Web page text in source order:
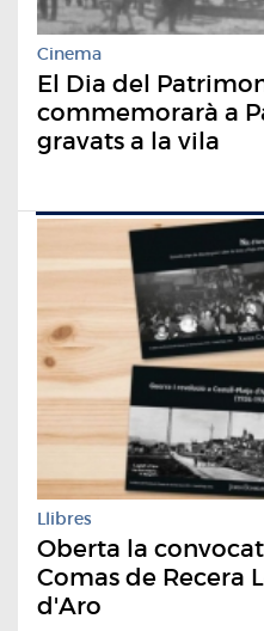
Cinema
El Dia del
commemorarà a
gravats a la vila
Llibres
Oberta la
Comas de Recera
d'Aro